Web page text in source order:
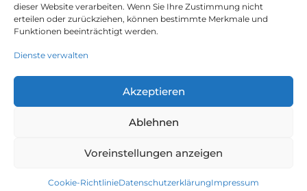
dieser Website verarbeiten. Wenn Sie Ihre Zustimmung nicht
erteilen oder zurückziehen, können bestimmte Merkmale und
Funktionen beeinträchtigt werden.
Dienste verwalten
Akzeptieren
Ablehnen
Voreinstellungen anzeigen
Cookie-RichtlinieDatenschutzerklärungImpressum
Tagungsort
+43 (0)664 / 8227050
E:office@alte-universitaet.at